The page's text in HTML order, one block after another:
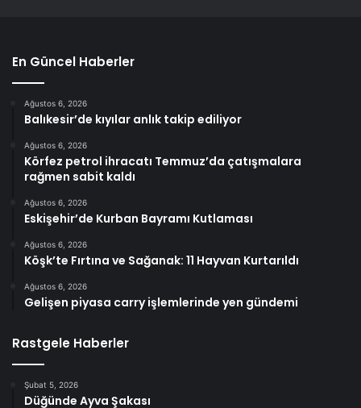
En Güncel Haberler
Ağustos 6, 2026
Balıkesir’de kıyılar anlık takip ediliyor
Ağustos 6, 2026
Körfez petrol ihracatı Temmuz’da çatışmalara
rağmen sabit kaldı
Ağustos 6, 2026
Eskişehir’de Kurban Bayramı Kutlaması
Ağustos 6, 2026
Köşk’te Fırtına ve Sağanak: 11 Hayvan Kurtarıldı
Ağustos 6, 2026
Gelişen piyasa carry işlemlerinde yen gündemi
Rastgele Haberler
Şubat 5, 2026
Düğünde Ayva Şakası